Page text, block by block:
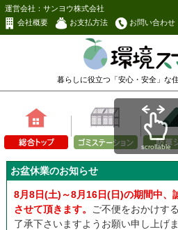
運営会社：サンヨウ株式会社
会社概要
お支払方法 お問い合わせ
暮らしに役立つ「安心・安全」な
scrollable
お盆休業のお知らせ
8月8日(土)～8月16日(日)の期間中、
させて頂きます。
ご不便をおかけす
了承下さいますようお願い申し上げ